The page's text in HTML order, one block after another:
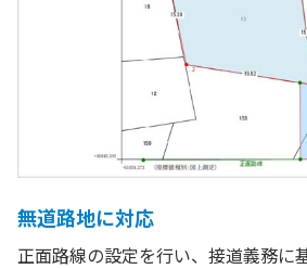
無道路地に対応
正面路線の設定を行い、接道義務に